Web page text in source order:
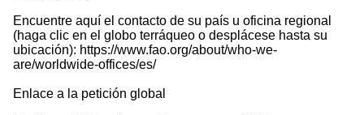
Encuentre aquí el contacto de su país u oficina regional
(haga clic en el globo terráqueo o desplácese hasta su
ubicación): https://www.fao.org/about/who-we-
are/worldwide-offices/es/
Enlace a la petición global